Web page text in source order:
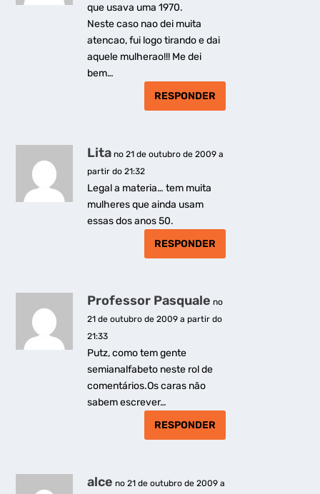
que usava uma 1970.
Neste caso nao dei muita
atencao, fui logo tirando e dai
aquele mulherao!!! Me dei
bem…
RESPONDER
Lita no 21 de outubro de 2009 a
partir do 21:32
Legal a materia… tem muita
mulheres que ainda usam
essas dos anos 50.
RESPONDER
Professor Pasquale no
21 de outubro de 2009 a partir do
21:33
Putz, como tem gente
semianalfabeto neste rol de
comentários.Os caras não
sabem escrever…
RESPONDER
alce no 21 de outubro de 2009 a